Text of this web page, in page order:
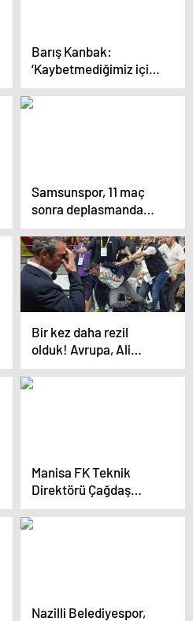
Barış Kanbak:
‘Kaybetmediğimiz için
mutluyuz’
Samsunspor, 11 maç
sonra deplasmanda
galibiyet aldı
Bir kez daha rezil
olduk! Avrupa, Ali
Koç’a yapılan saldırıyı
konuşuyor
Manisa FK Teknik
Direktörü Çağdaş
Çavuş Taraftarlardan
Destek Bekliyor
Nazilli Belediyespor,